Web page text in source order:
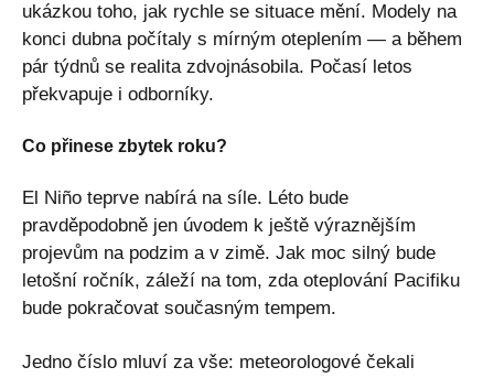
ukázkou toho, jak rychle se situace mění. Modely na
konci dubna počítaly s mírným oteplením — a během
pár týdnů se realita zdvojnásobila. Počasí letos
překvapuje i odborníky.
Co přinese zbytek roku?
El Niño teprve nabírá na síle. Léto bude
pravděpodobně jen úvodem k ještě výraznějším
projevům na podzim a v zimě. Jak moc silný bude
letošní ročník, záleží na tom, zda oteplování Pacifiku
bude pokračovat současným tempem.
Jedno číslo mluví za vše: meteorologové čekali